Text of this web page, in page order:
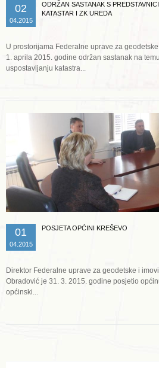
02
04.2015
ODRŽAN SASTANAK S
KATASTAR I ZK UREDA
U prostorijama Federalne uprave za
1. aprila 2015. godine održan sastanak na
uspostavljanju katastra...
01
04.2015
POSJETA OPĆINI KREŠEVO
Direktor Federalne uprave za geodetske i
Obradović je 31. 3. 2015. godine posjetio
općinski...